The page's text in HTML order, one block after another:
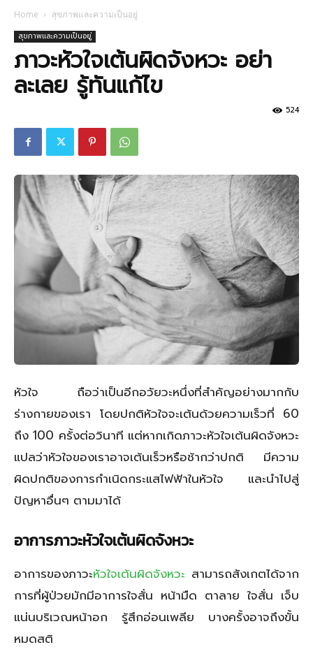
Home สุขภาพและความเป็นอยู่
สุขภาพและความเป็นอยู่
ภาวะหัวใจเต้นผิดจังหวะ อย่า
ละเลย รู้ทันแก้ไข
524
หัวใจ ถือว่าเป็นอีกอวัยวะหนึ่งที่สำคัญอย่างมากกับ
ร่างกายของเรา โดยปกติหัวใจจะเต้นด้วยความเร็วที่ 60
ถึง 100 ครั้งต่อวินาที แต่หากเกิดภาวะหัวใจเต้นผิดจังหวะ
แปลว่าหัวใจของเราอาจเต้นเร็วหรือช้ากว่าปกติ มีความ
ผิดปกติของการกำเนิดกระแสไฟฟ้าในหัวใจ และนำไปสู่
ปัญหาอื่นๆ ตามมาได้
อาการภาวะหัวใจเต้นผิดจังหวะ
อาการของภาวะหัวใจเต้นผิดจังหวะ สามารถสังเกตได้จาก
การที่ผู้ป่วยมักมีอาการใจสั่น หน้ามืด ตาลาย ใจสั่น เจ็บ
แน่นบริเวณหน้าอก รู้สึกอ่อนเพลีย บางครั้งอาจถึงขั้น
หมดสติ